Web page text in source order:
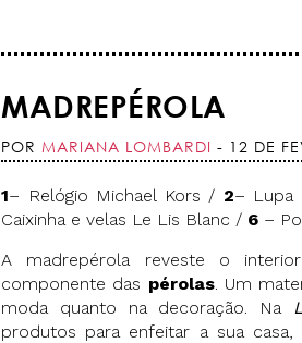
MADREPÉROLA
POR MARIANA LOMBARDI - 12 DE
1– Relógio Michael Kors / 2– Lupa
Caixinha e velas Le Lis Blanc / 6 –
A madrepérola reveste o
componente das pérolas. Um
moda quanto na decoração. Na
produtos para enfeitar a sua